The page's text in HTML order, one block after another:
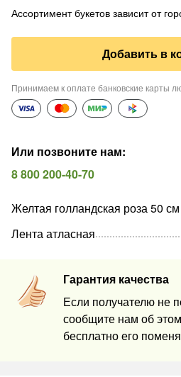
Ассортимент букетов зависит от
Добавить в
Принимаем к оплате банковские карты
Или позвоните нам:
8 800 200-40-70
Гарантия качества
Если получателю не
сообщите нам об
бесплатно его
Желтая голландская роза 50 см
Лента атласная